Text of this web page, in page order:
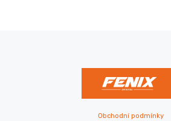
Obchodní podmínky